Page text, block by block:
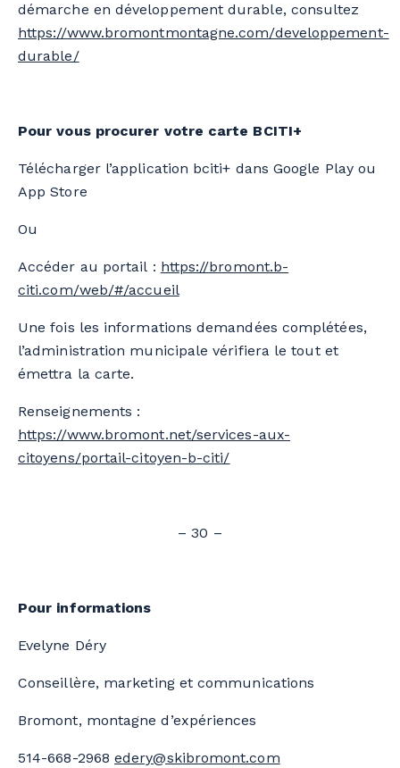
démarche en développement durable, consultez
https://www.bromontmontagne.com/developpement-
durable/
Pour vous procurer votre carte BCITI+
Télécharger l’application bciti+ dans Google Play ou
App Store
Ou
Accéder au portail : https://bromont.b-
citi.com/web/#/accueil
Une fois les informations demandées complétées,
l’administration municipale vérifiera le tout et
émettra la carte.
Renseignements :
https://www.bromont.net/services-aux-
citoyens/portail-citoyen-b-citi/
– 30 –
Pour informations
Evelyne Déry
Conseillère, marketing et communications
Bromont, montagne d’expériences
514-668-2968edery@skibromont.com